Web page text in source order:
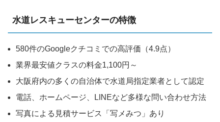
水道レスキューセンターの特徴
580件のGoogleクチコミでの高評価（4.9点）
業界最安値クラスの料金1,100円～
大阪府内の多くの自治体で水道局指定業者として認定
電話、ホームページ、LINEなど多様な問い合わせ方法
写真による見積サービス「写メみつ」あり